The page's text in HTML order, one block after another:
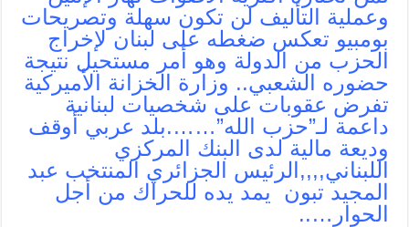
وعملية التأليف لن تكون سهلة وتصريحات
بومبيو تعكس ضغطه على لبنان لإخراج
الحزب من الدولة وهو أمر مستحيل نتيجة
حضوره الشعبي.. وزارة الخزانة الأميركية
تفرض عقوبات على شخصيات لبنانية
داعمة لـ”حزب الله”…….بلد عربي أوقف
وديعة مالية لدى البنك المركزي
اللبناني,,,,الرئيس الجزائري المنتخب عبد
المجيد تبون يمد يده للحراك من أجل
الحوار…..